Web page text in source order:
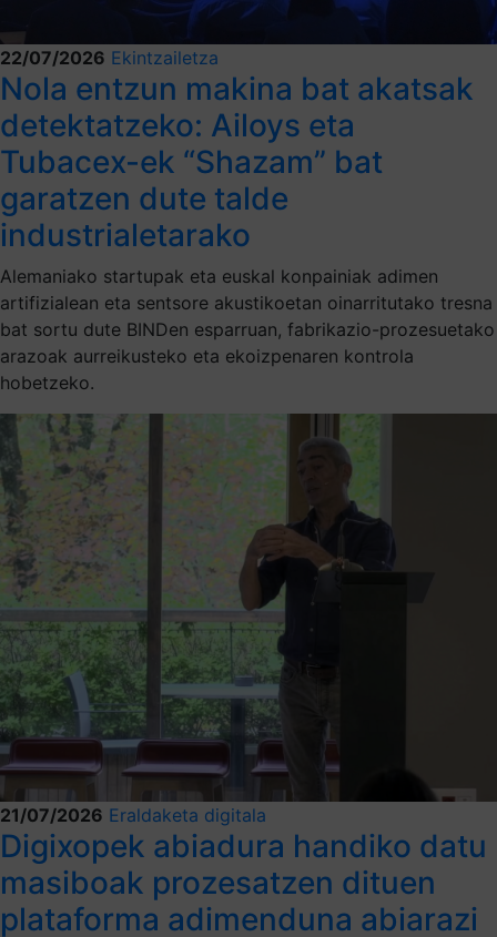
22/07/2026 Ekintzailetza
Nola entzun makina bat akatsak
detektatzeko: Ailoys eta
Tubacex-ek “Shazam” bat
garatzen dute talde
industrialetarako
Alemaniako startupak eta euskal konpainiak adimen
artifizialean eta sentsore akustikoetan oinarritutako tresna
bat sortu dute BINDen esparruan, fabrikazio-prozesuetako
arazoak aurreikusteko eta ekoizpenaren kontrola
hobetzeko.
21/07/2026 Eraldaketa digitala
Digixopek abiadura handiko datu
masiboak prozesatzen dituen
plataforma adimenduna abiarazi